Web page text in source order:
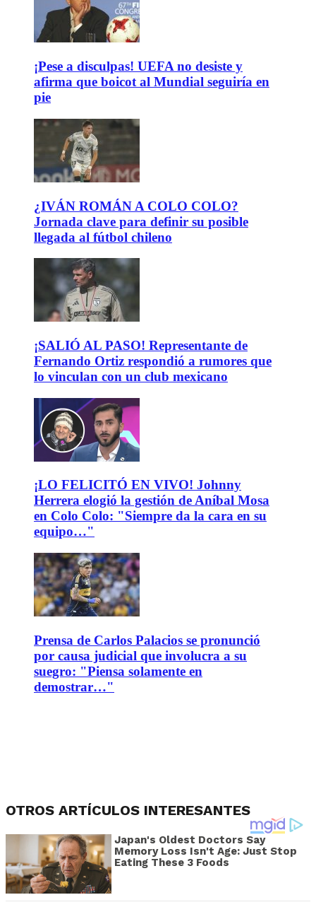
¡Pese a disculpas! UEFA no desiste y
afirma que boicot al Mundial seguiría en
pie
¿IVÁN ROMÁN A COLO COLO?
Jornada clave para definir su posible
llegada al fútbol chileno
¡SALIÓ AL PASO! Representante de
Fernando Ortiz respondió a rumores que
lo vinculan con un club mexicano
¡LO FELICITÓ EN VIVO! Johnny
Herrera elogió la gestión de Aníbal Mosa
en Colo Colo: "Siempre da la cara en su
equipo…"
Prensa de Carlos Palacios se pronunció
por causa judicial que involucra a su
suegro: "Piensa solamente en
demostrar…"
OTROS ARTÍCULOS INTERESANTES
Japan's Oldest Doctors Say
Memory Loss Isn't Age: Just Stop
Eating These 3 Foods